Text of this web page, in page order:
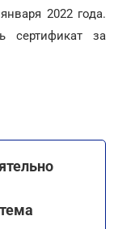
2022 года.
сертификат за